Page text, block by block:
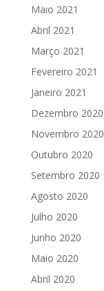
Maio 2021
Abril 2021
Março 2021
Fevereiro 2021
Janeiro 2021
Dezembro 2020
Novembro 2020
Outubro 2020
Setembro 2020
Agosto 2020
Julho 2020
Junho 2020
Maio 2020
Abril 2020